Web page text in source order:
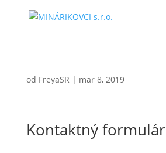
od FreyaSR | mar 8, 2019
Kontaktný formulár